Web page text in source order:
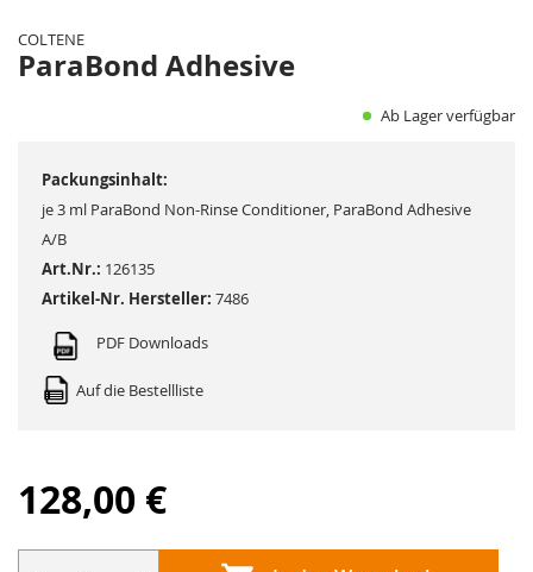
Bildergalerie
springen
COLTENE
ParaBond Adhesive
Ab Lager verfügbar
PDF Downloads
Art.Nr.: 126135
Auf die Bestellliste
Artikel-Nr. Hersteller: 7486
Packungsinhalt:
je 3 ml ParaBond Non-Rinse Conditioner, ParaBond Adhesive
A/B
128,00 €